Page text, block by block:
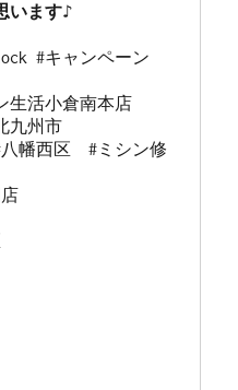
います♪
#キャンペーン
生活小倉南本店
九州市
幡西区  #ミシン修